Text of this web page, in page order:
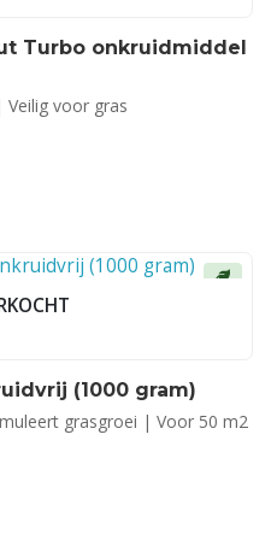
Turbo onkruidmiddel
voor gras
(1000 gram)
grasgroei | Voor 50 m2